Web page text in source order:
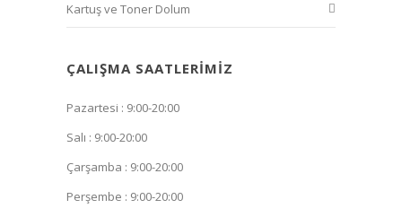
Kartuş ve Toner Dolum
ÇALIŞMA SAATLERIMIZ
Pazartesi : 9:00-20:00
Salı : 9:00-20:00
Çarşamba : 9:00-20:00
Perşembe : 9:00-20:00